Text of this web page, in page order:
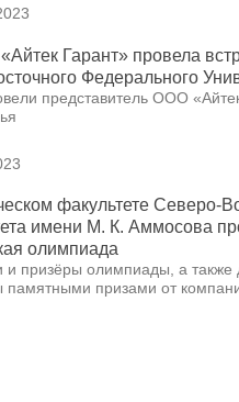
Гарант» провела
Федерального
представитель ООО
факультете Северо-
имени М. К. Аммосова
олимпиада
и призёры олимпиады, а также
памятными призами от